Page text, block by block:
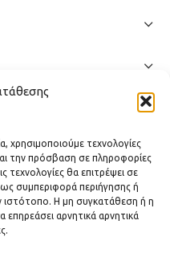
χρησιμοποιούμε τεχνολογίες
την πρόσβαση σε πληροφορίες
θα επιτρέψει σε
συμπεριφορά περιήγησης ή
ιστότοπο. Η μη συγκατάθεση ή η
αρνητικά αρνητικά